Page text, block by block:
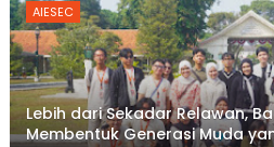
AIESEC
Lebih dari Sekadar Relawan,
Membentuk Generasi Muda